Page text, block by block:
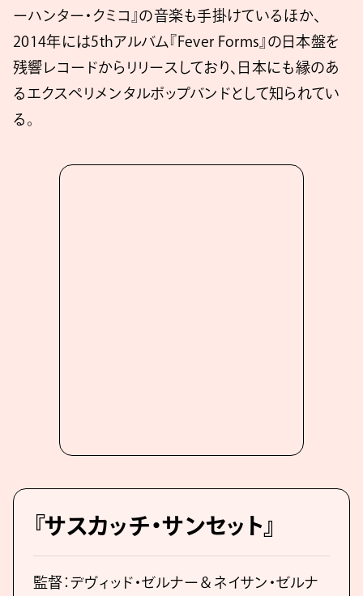
ーハンター・クミコ』の音楽も手掛けているほか、
2014年には5thアルバム『Fever Forms』の日本盤を
残響レコードからリリースしており、日本にも縁のあ
るエクスペリメンタルポップバンドとして知られてい
る。
『サスカッチ・サンセット』
監督：デヴィッド・ゼルナー＆ネイサン・ゼルナ